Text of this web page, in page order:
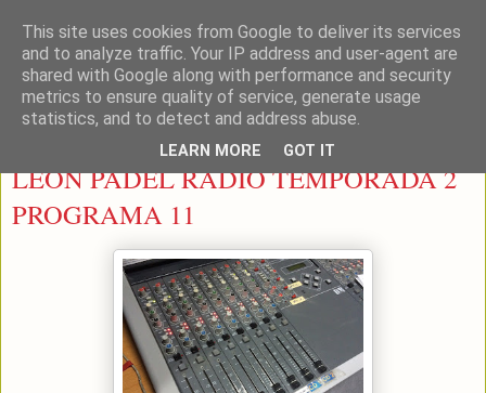
LEON PADEL
miércoles, 2 de diciembre de 2015
LEON PADEL RADIO TEMPORADA 2
PROGRAMA 11
This site uses cookies from Google to deliver its services
and to analyze traffic. Your IP address and user-agent are
shared with Google along with performance and security
metrics to ensure quality of service, generate usage
statistics, and to detect and address abuse.
LEARN MORE GOT IT